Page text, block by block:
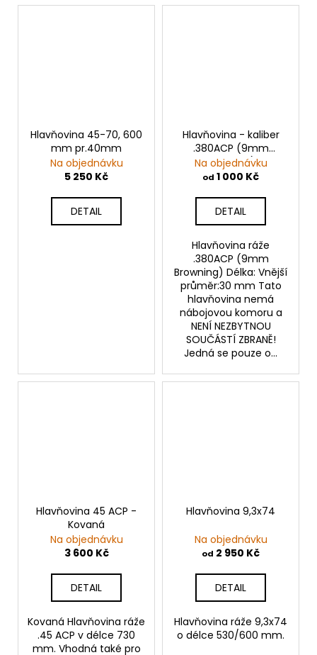
Hlavňovina 45-70, 600
mm pr.40mm
Na objednávku
5 250 Kč
DETAIL
Hlavňovina - kaliber
.380ACP (9mm
Browning)
Na objednávku
od 1 000 Kč
DETAIL
Hlavňovina ráže
.380ACP (9mm
Browning) Délka: Vnější
průměr:30 mm Tato
hlavňovina nemá
nábojovou komoru a
NENÍ NEZBYTNOU
SOUČÁSTÍ ZBRANĚ!
Jedná se pouze o...
Hlavňovina 45 ACP -
Kovaná
Na objednávku
3 600 Kč
DETAIL
Kovaná Hlavňovina ráže
.45 ACP v délce 730
mm. Vhodná také pro
Hlavňovina 9,3x74
Na objednávku
od 2 950 Kč
DETAIL
Hlavňovina ráže 9,3x74
o délce 530/600 mm.